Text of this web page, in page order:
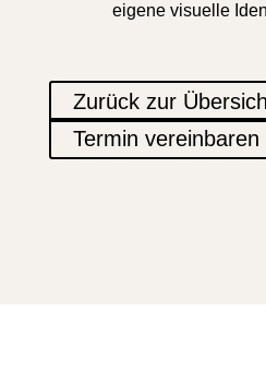
eigene visuelle
Zurück zur
Termin vereinbaren